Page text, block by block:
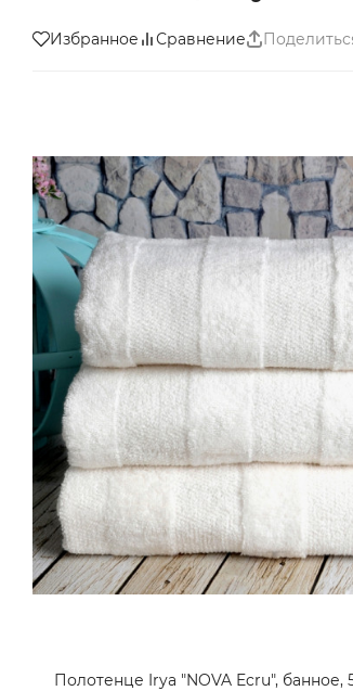
Избранное Сравнение
Полотенце Irya "NOVA Ecru", банное,